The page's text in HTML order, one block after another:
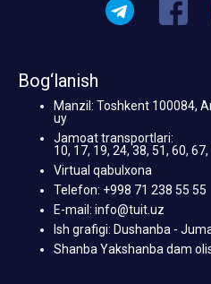
Bog‘lanish
Manzil: Toshkent 100084,
uy
Jamoat transportlari:
10, 17, 19, 24, 38, 51, 60,
Virtual qabulxona
Telefon: +998 71 238 55 55
E-mail: info@tuit.uz
Ish grafigi: Dushanba -
Shanba Yakshanba dam